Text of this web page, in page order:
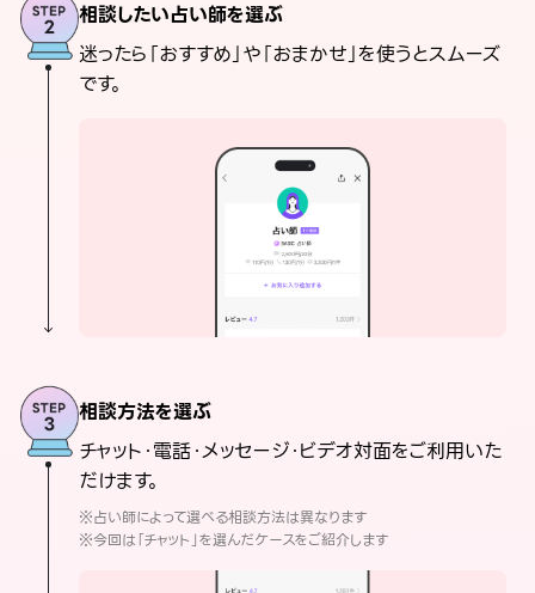
相談したい占い師を選ぶ
迷ったら「おすすめ」や「おまかせ」を使うとスムーズ
です。
相談方法を選ぶ
チャット・電話・メッセージ・ビデオ対面をご利用いた
だけます。
※占い師によって選べる相談方法は異なります
※今回は「チャット」を選んだケースをご紹介します